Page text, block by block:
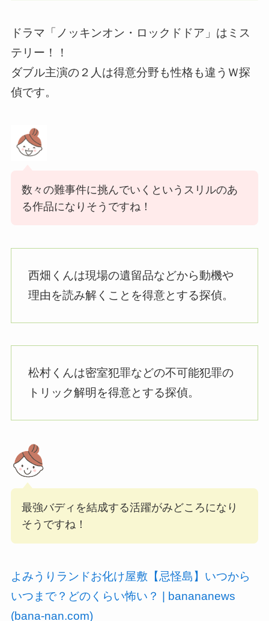
ドラマ「ノッキンオン・ロックドドア」はミス
テリー！！
ダブル主演の２人は得意分野も性格も違うＷ探
偵です。
数々の難事件に挑んでいくというスリルのあ
る作品になりそうですね！
西畑くんは現場の遺留品などから動機や
理由を読み解くことを得意とする探偵。
松村くんは密室犯罪などの不可能犯罪の
トリック解明を得意とする探偵。
最強バディを結成する活躍がみどころになり
そうですね！
よみうりランドお化け屋敷【忌怪島】いつから
いつまで？どのくらい怖い？ | banananews
(bana-nan.com)